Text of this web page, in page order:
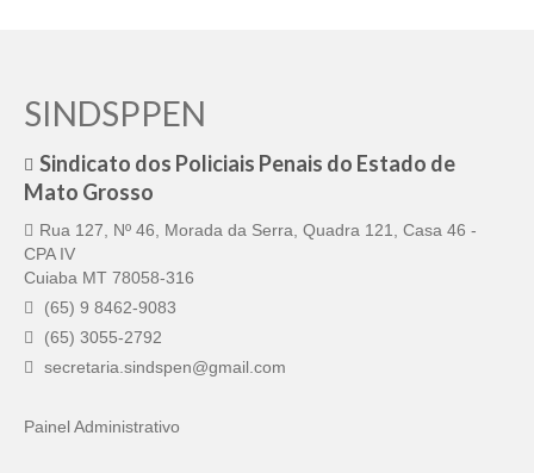
SINDSPPEN
Sindicato dos Policiais Penais do Estado de
Mato Grosso
Rua 127, Nº 46, Morada da Serra, Quadra 121, Casa 46 -
CPA IV
Cuiaba MT 78058-316
(65) 9 8462-9083
(65) 3055-2792
secretaria.sindspen@gmail.com
Painel Administrativo